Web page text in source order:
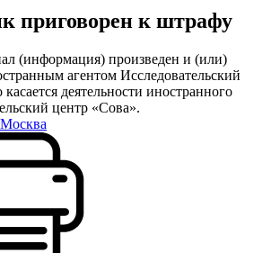
приговорен к штрафу
(информация) произведен и (или)
агентом Исследовательский
деятельности иностранного
центр «Сова».